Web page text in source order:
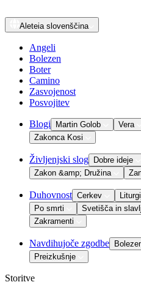
Aleteia slovenščina
Angeli
Bolezen
Boter
Camino
Zasvojenost
Posvojitev
Blogi Martin Golob Vera
Zakonca Kosi
Življenjski slog Dobre ideje
Zakon &amp; Družina
Duhovnost Cerkev
Po smrti
Svetišča in
Zakramenti
Navdihujoče zgodbe
Preizkušnje
Storitve